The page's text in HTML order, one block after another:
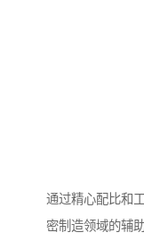
通过精心配比和
密制造领域的辅